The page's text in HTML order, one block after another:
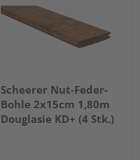
Scheerer Nut-Feder-
Bohle 2x15cm 1,80m
Douglasie KD+ (4 Stk.)